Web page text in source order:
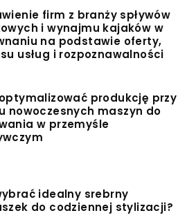
firm z branży spływów
i wynajmu kajaków w
na podstawie oferty,
usług i rozpoznawalności
produkcję przy
nowoczesnych maszyn do
w przemyśle
idealny srebrny
do codziennej stylizacji?